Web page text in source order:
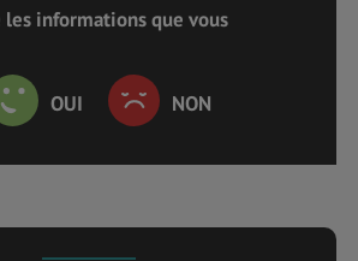
les informations que vous
OUI NON